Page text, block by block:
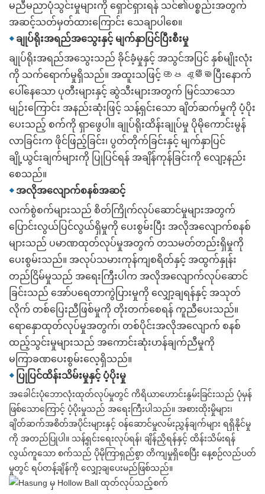
မညီမညာပုံသွင်းမှုများကို ရှောင်ရှားရန် သင်၏ပစ္စည်းအတွက်
အဆင့်သတ်မှတ်ထားကြောင်း သေချာပါစေ။
◆ချုပ်ရိုးအရည်အသွေးနှင့် မျက်နှာပြင်ပြီးစီးမှု
ချုပ်ရိုးအရည်အသွေးသည် ခိုင်ခံ့မှုနှင့် အသွင်အပြင် နှစ်မျိုးလုံး
ကို သက်ရောက်မှုရှိသည်။ အထူးသဖြင့် ඔප දැමීමပြီးနောက်
ပေါ်နေသော ပုတီးများနှင့် ဆွဲသီးများအတွက် မြင်သာသော
မျဉ်းကြောင်း အနည်းဆုံးဖြင့် သန့်ရှင်းသော ချိတ်ဆက်မှုကို ပံ့ပိုး
ပေးသည့် စက်ကို ရှာဖွေပါ။ ချုပ်ရိုးထိန်းချုပ်မှု ပိုမိုကောင်းမွန်
လာခြင်းက ဖိုင်ဖြည့်ခြင်း၊ ပွတ်တိုက်ခြင်းနှင့် မျက်နှာပြင်
ချို့ယွင်းချက်များကို ပြုပြင်ရန် အချိန်ကုန်ခြင်းကို လျော့နည်း
စေသည်။
◆အလိုအလျောက်စနစ်အဆင့်
လက်စွဲစက်များသည် စိတ်ကြိုက်လုပ်ဆောင်မှုများအတွက်
ပြောင်းလွယ်ပြင်လွယ်ရှိမှုကို ပေးစွမ်းပြီး အလိုအလျောက်စနစ်
များသည် ပမာဏထုတ်လုပ်မှုအတွက် တသမတ်တည်းရှိမှုကို
ပေးစွမ်းသည်။ အလုပ်သမားကုန်ကျစရိတ်နှင့် အထွက်နှုန်း
တည်ငြိမ်မှုသည် အရေးကြီးပါက အလိုအလျောက်လုပ်ဆောင်
ခြင်းသည် အော်ပရေတာကွဲပြားမှုကို လျှော့ချရန်နှင့် အသုတ်
လိုက် တစ်ပြေးညီဖြစ်မှုကို တိုးတက်စေရန် ကူညီပေးသည်။
ရောနှောထုတ်လုပ်မှုအတွက်၊ တစ်ပိုင်းအလိုအလျောက် စနစ်
ထည့်သွင်းမှုများသည် အကောင်းဆုံးဟန်ချက်ညီမှုကို
မကြာခဏပေးစွမ်းလေ့ရှိသည်။
◆ပြုပြင်ထိန်းသိမ်းမှုနှင့် ပံ့ပိုးမှု
အခေါင်းပုံဘောလုံးထုတ်လုပ်မှုတွင် ကိရိယာဟောင်းနွမ်းခြင်းသည် ပုံမှန်
ဖြစ်သောကြောင့် ပံ့ပိုးမှုသည် အရေးကြီးပါသည်။ အစားထိုးမှိုများ၊
ချိတ်ဆက်အစိတ်အပိုင်းများနှင့် ဝန်ဆောင်မှုလမ်းညွှန်ချက်များ ရရှိနိုင်မှု
ကို အတည်ပြုပါ။ သန့်ရှင်းရေးလုပ်ရန်၊ ချိန်ညှိရန်နှင့် ထိန်းသိမ်းရန်
လွယ်ကူသော စက်သည် ပိုမိုကြာရှည်စွာ တိကျမှုရှိစေပြီး နေ့စဉ်လည်ပတ်
မှုတွင် ရပ်တန့်ချိန်ကို လျှော့ချပေးမည်ဖြစ်သည်။